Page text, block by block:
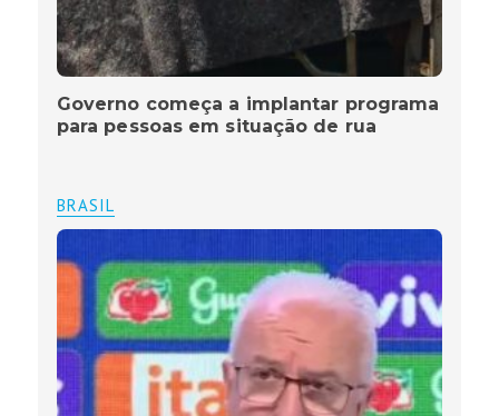
Governo começa a implantar programa
para pessoas em situação de rua
BRASIL